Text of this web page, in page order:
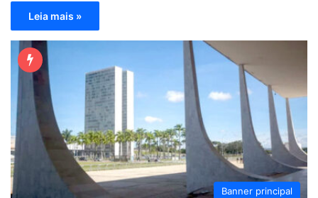
Leia mais »
Banner principal